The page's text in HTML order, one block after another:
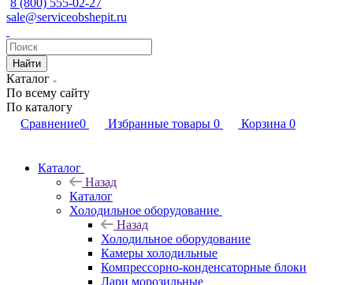
8 (800) 555-02-27
sale@serviceobshepit.ru
Найти
Каталог
По всему сайту
По каталогу
Сравнение0 Избранные товары 0 Корзина 0
Каталог
Назад
Каталог
Холодильное оборудование
Назад
Холодильное оборудование
Камеры холодильные
Компрессорно-конденсаторные блоки
Лари морозильные